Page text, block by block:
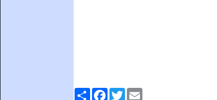
ComparteixFacebookTwitter